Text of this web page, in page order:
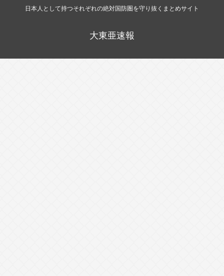
日本人として持つそれぞれの絶対国防圏を守り抜くまとめサイト
大東亜速報